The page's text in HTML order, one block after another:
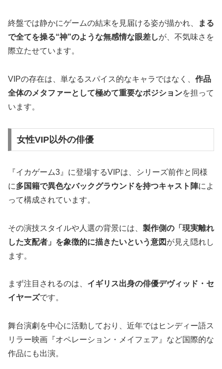
終盤では静かにゲームの結末を見届ける姿が描かれ、
まる
で全てを操る“神”のような無感情な眼差しが、不気味さを
際立たせています。
VIPの存在は、単なるスパイス的なキャラではなく、 作品
全体のメタファーとして極めて重要なポジションを担って
います。
女性VIP以外の俳優
『イカゲーム3』に登場するVIPは、シリーズ前作と同様
に多国籍で異色なバックグラウンドを持つキャスト陣によ
って構成されています。
その演技スタイルや人選の背景には、 製作側の「現実離れ
した支配者」を象徴的に描きたいという意図 が見え隠れし
ます。
まず注目されるのは、 イギリス出身の俳優デヴィッド・セ
イヤーズです。
舞台演劇を中心に活動しており、近年ではヒンディー語ス
リラー映画『オペレーション・メイフェア』など国際的な
作品にも出演。